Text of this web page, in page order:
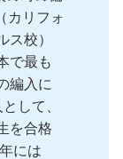
カリフォ
ス校）
で最も
編入に
して、
を合格
には